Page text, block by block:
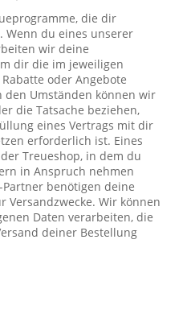
die dir
Wenn du eines unserer
wir deine
dir die im jeweiligen
oder Angebote
den Umständen können wir
die Tatsache beziehen,
eines Vertrags mit dir
erforderlich ist. Eines
Treueshop, in dem du
in Anspruch nehmen
benötigen deine
Versandzwecke. Wir können
Daten verarbeiten, die
deiner Bestellung